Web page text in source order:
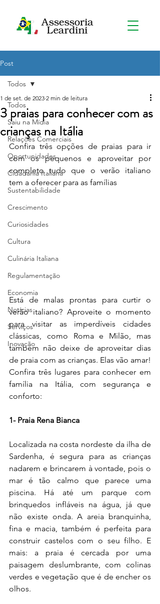
Post
Todos
Saiu na Mídia
Relações Comerciais
Oportunidades
Cidadania Italiana
Sustentabilidade
Crescimento
Curiosidades
Cultura
Culinária Italiana
Regulamentação
Economia
Notícias
Serviços
Inovação
Todos
3 praias para conhecer com as
crianças na Itália
1 de set. de 2023 2 min de leitura
Confira três opções de praias para ir
com os pequenos e aproveitar por
completo tudo que o verão italiano
tem a oferecer para as famílias
Está de malas prontas para curtir o
verão italiano? Aproveite o momento
para visitar as imperdíveis cidades
clássicas, como Roma e Milão, mas
também não deixe de aproveitar dias
de praia com as crianças. Elas vão amar!
Confira três lugares para conhecer em
família na Itália, com segurança e
conforto:
1- Praia Rena Bianca
Localizada na costa nordeste da ilha de
Sardenha, é segura para as crianças
nadarem e brincarem à vontade, pois o
mar é tão calmo que parece uma
piscina. Há até um parque com
brinquedos infláveis na água, já que
não existe onda. A areia branquinha,
fina e macia, também é perfeita para
construir castelos com o seu filho. E
mais: a praia é cercada por uma
paisagem deslumbrante, com colinas
verdes e vegetação que é de encher os
olhos.